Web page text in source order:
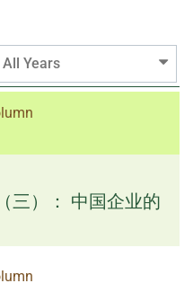
All Years
三）： 中国企业的